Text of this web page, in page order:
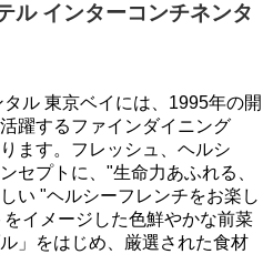
ル インターコンチネンタ
ル 東京ベイには、1995年の開
躍するファインダイニング
ます。フレッシュ、ヘルシ
セプトに、"生命力あふれる、
い "ヘルシーフレンチをお楽し
イメージした色鮮やかな前菜
」をはじめ、厳選された食材